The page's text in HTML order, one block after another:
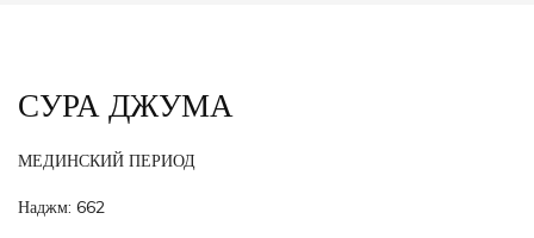
СУРА ДЖУМА
МЕДИНСКИЙ ПЕРИОД
Наджм: 662